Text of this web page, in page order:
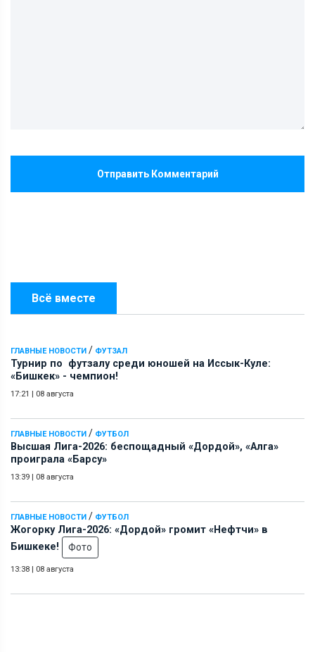
Всё вместе
ГЛАВНЫЕ НОВОСТИ / ФУТЗАЛ
Турнир по футзалу среди юношей на Иссык-Куле:
«Бишкек» - чемпион!
17:21 | 08 августа
ГЛАВНЫЕ НОВОСТИ / ФУТБОЛ
Высшая Лига-2026: беспощадный «Дордой», «Алга»
проиграла «Барсу»
13:39 | 08 августа
ГЛАВНЫЕ НОВОСТИ / ФУТБОЛ
Жогорку Лига-2026: «Дордой» громит «Нефтчи» в
Бишкеке!
Фото
13:38 | 08 августа
Отправить Комментарий